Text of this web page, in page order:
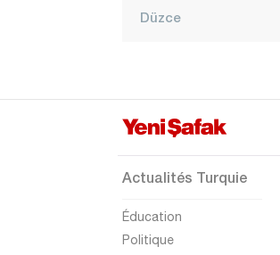
Düzce
Erzurum
Eskişehir
Giresun
Actualités Turquie
Éducation
Politique